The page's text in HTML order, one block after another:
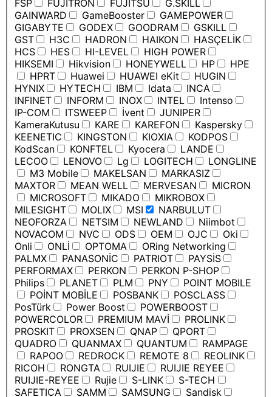
FSP
FUJITRON FUJITSU
G.SKILL
GAINWARD
GameBooster
GAMEPOWER
GIGABYTE
GODEX GOODRAM
GSKILL
GST
H3C HADRON HAIKON
HASÇELİK
HCS
HES HI-LEVEL
HIGH POWER
HIKSEMI
Hikvision HONEYWELL HP
HPE
HPRT
Huawei HUAWEI eKit
HUGIN
HYNIX
HYTECH IBM Idata
INCA
INFINET
INFORM INOX INTEL
Intenso
IP-COM
ITSWEEP İvent
JUNIPER
KameraKutusu
KARE KAREFON
Kaspersky
KEENETIC
KINGSTON KIOXIA
KODPOS
KodScan
KONFTEL Kyocera
LANDE
LECOO
LENOVO Lg LOGITECH
LONGLINE
M3 Mobile
MAKELSAN
MARKASIZ
MAXTOR
MEAN WELL MERVESAN
MICRON
MICROSOFT
MIKADO
MIKROBOX
MILESIGHT
MOLIX MSI
NARBULUT
NEOFORZA
NETSIM NEWLAND
Niimbot
NOVACOM
NVC ODS OEM OJC
Oki
Onli
ONLİ OPTOMA
ORing Networking
PALMX
PANASONİC PATRIOT
PAYSİS
PERFORMAX
PERKON
PERKON P-SHOP
Philips
PLANET PLM PNY
POINT MOBILE
POİNT MOBİLE
POSBANK
POSCLASS
PosTürk
Power Boost
POWERBOOST
POWERCOLOR
PREMIUM MAVİ
PROLINK
PROSKIT
PROXSEN QNAP
QPORT
QUADRO
QUANMAX QUANTUM
RAMPAGE
RAPOO
REDROCK REMOTE 8
REOLINK
RICOH
RONGTA RUIJIE
RUIJIE REYEE
RUIJIE-REYEE
Rujie S-LINK
S-TECH
SAFETICA
SAMM SAMSUNG Sandisk